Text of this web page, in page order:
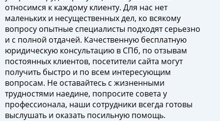
относимся к каждому клиенту. Для нас нет
маленьких и несущественных дел, ко всякому
вопросу опытные специалисты подходят серьезно
и с полной отдачей. Качественную бесплатную
юридическую консультацию в СПб, по отзывам
постоянных клиентов, посетители сайта могут
получить быстро и по всем интересующим
вопросам. Не оставайтесь с жизненными
трудностями наедине, попросите совета у
профессионала, наши сотрудники всегда готовы
выслушать и оказать посильную помощь.